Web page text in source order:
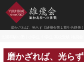
磨かざれば、光らず【雄飛会第１期生合格先
磨かざれば、光ら